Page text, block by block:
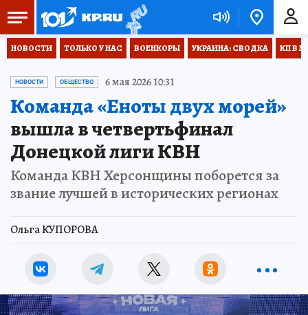
НОВОСТИ ТОЛЬКО У НАС ВОЕНКОРЫ УКРАИНА: СВОДКА КП В
НОВОСТИ ОБЩЕСТВО 6 мая 2026 10:31
Команда «Еноты двух морей»
вышла в четвертьфинал
Донецкой лиги КВН
Команда КВН Херсонщины поборется за
звание лучшей в исторических регионах
Ольга КУПОРОВА